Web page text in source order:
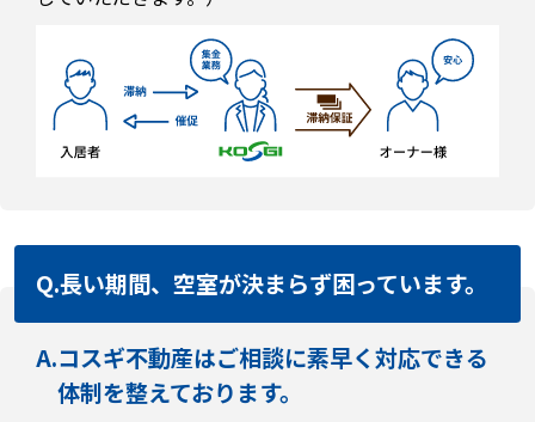
Q.長い期間、空室が決まらず困っています。
A.コスギ不動産はご相談に素早く対応できる
体制を整えております。